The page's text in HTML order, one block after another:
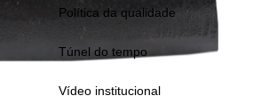
Política da qualidade
Túnel do tempo
Vídeo institucional